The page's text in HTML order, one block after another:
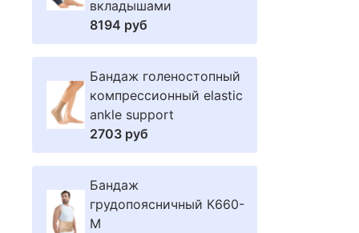
вкладышами
8194 руб
Бандаж голеностопный
компрессионный elastic
ankle support
2703 руб
Бандаж
грудопоясничный К660-
M